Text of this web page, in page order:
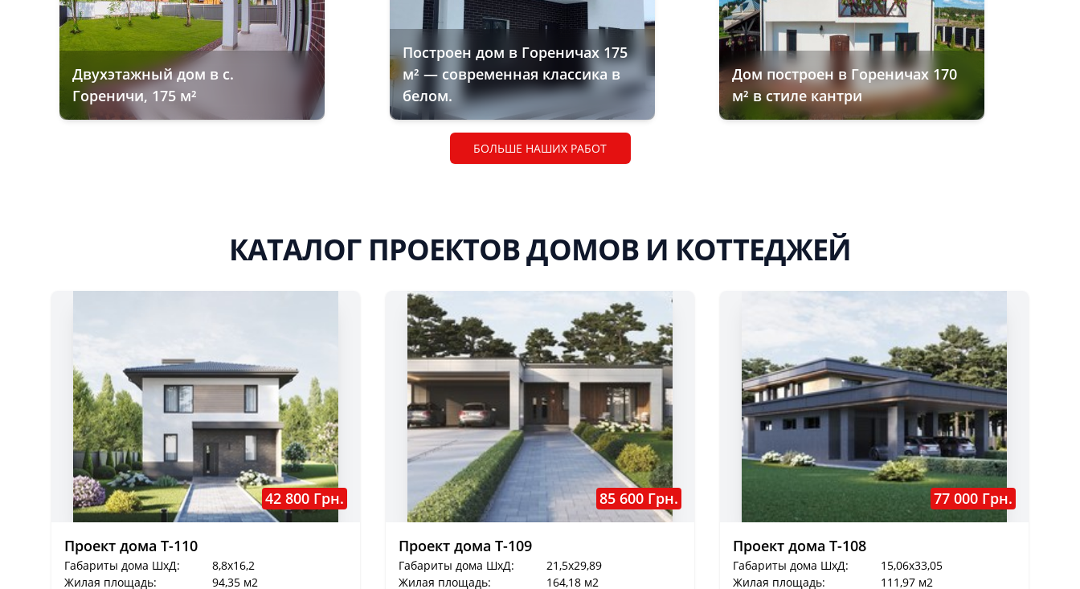
Двухэтажный дом в с.
Гореничи, 175 м²
Построен дом в Гореничах 175
м² — современная классика в
белом.
Дом построен в Гореничах 170
м² в стиле кантри
БОЛЬШЕ НАШИХ РАБОТ
КАТАЛОГ ПРОЕКТОВ ДОМОВ И КОТТЕДЖЕЙ
42 800 Грн.
Проект дома T-110
Габариты дома ШхД:
8,8x16,2
Жилая площадь:
94,35 м2
85 600 Грн.
Проект дома T-109
Габариты дома ШхД:
21,5x29,89
Жилая площадь:
164,18 м2
77 000 Грн.
Проект дома T-108
Габариты дома ШхД:
15,06x33,05
Жилая площадь:
111,97 м2